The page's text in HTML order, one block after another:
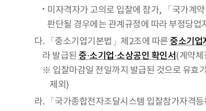
미자격자가 고의로 입찰에 참가, 「국가계
판단될 경우에는 관계규정에 따라 부정당업
다. 「중소기업기본법」제2조에 따른 중소기업
라 발급된 중·소기업·소상공인 확인서 (계약체
※ 입찰마감일 전일까지 발급된 것으로 유효
제외)
라. 「국가종합전자조달시스템 입찰참가자격